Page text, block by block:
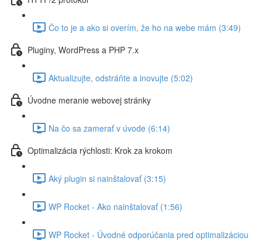
Čo to je a ako si overím, že ho na webe mám (3:49)
Pluginy, WordPress a PHP 7.x
Aktualizujte, odstráňte a inovujte (5:02)
Úvodne meranie webovej stránky
Na čo sa zamerať v úvode (6:14)
Optimalizácia rýchlosti: Krok za krokom
Aký plugin si nainštalovať (3:15)
WP Rocket - Ako nainštalovať (1:56)
WP Rocket - Úvodné odporúčania pred optimalizáciou